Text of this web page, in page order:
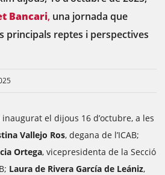
Bancari, una jornada que
principals reptes i perspectives
el dijous 16 d’octubre, a les
Vallejo Ros, degana de l’ICAB;
Ortega, vicepresidenta de la Secció
Laura de Rivera García de Leániz,